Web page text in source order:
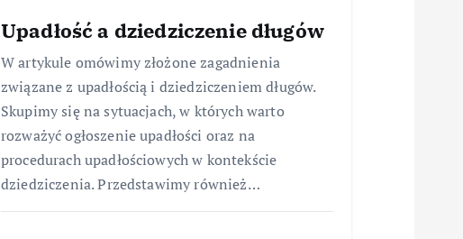
Upadłość a dziedziczenie długów
W artykule omówimy złożone zagadnienia
związane z upadłością i dziedziczeniem długów.
Skupimy się na sytuacjach, w których warto
rozważyć ogłoszenie upadłości oraz na
procedurach upadłościowych w kontekście
dziedziczenia. Przedstawimy również…